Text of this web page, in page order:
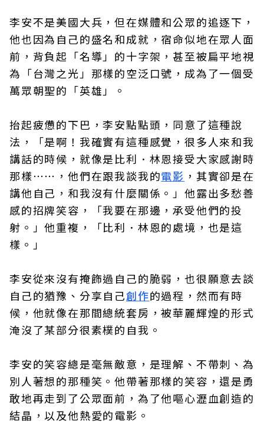
李安不是美國大兵，但在媒體和公眾的追逐下，
他也因為自己的盛名和成就，宿命似地在眾人面
前，背負起「名導」的十字架，甚至被扁平地視
為「台灣之光」那樣的空泛口號，成為了一個受
萬眾朝聖的「英雄」。
抬起疲憊的下巴，李安點點頭，同意了這種說
法，「是啊！我確實有這種感覺，很多人來和我
講話的時候，就像是比利．林恩接受大家感謝時
那樣⋯⋯，他們在跟我談我的電影 ，其實卻是在
講他自己，和我沒有什麼關係。」他露出多愁善
感的招牌笑容，「我要在那邊，承受他們的投
射。」他重複，「比利．林恩的處境，也是這
樣。」
李安從來沒有掩飾過自己的脆弱，也很願意去談
自己的猶豫、分享自己創作的過程，然而有時
候，他就像在那間總統套房，被華麗輝煌的形式
淹沒了某部分很素樸的自我。
李安的笑容總是毫無敵意，是理解、不帶刺、為
別人著想的那種笑。他帶著那樣的笑容，還是勇
敢地再走到了公眾面前，為了他嘔心瀝血創造的
結晶，以及他熱愛的電影。